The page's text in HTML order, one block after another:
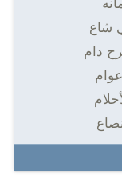
شاع
دام